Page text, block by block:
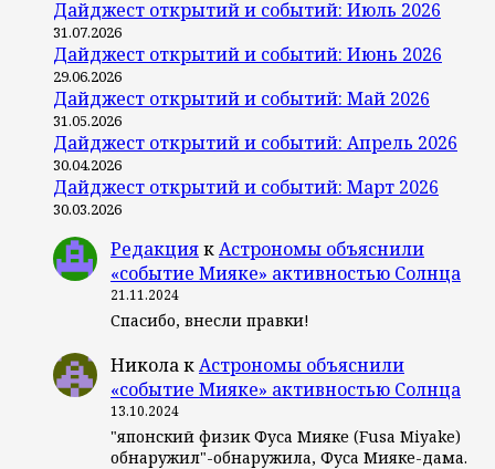
записей
Дайджест открытий и событий: Июль 2026
31.07.2026
Дайджест открытий и событий: Июнь 2026
29.06.2026
Дайджест открытий и событий: Май 2026
31.05.2026
Дайджест открытий и событий: Апрель 2026
30.04.2026
Дайджест открытий и событий: Март 2026
30.03.2026
РедакциякАстрономы объяснили
«событие Мияке» активностью Солнца
21.11.2024
Спасибо, внесли правки!
НиколакАстрономы объяснили
«событие Мияке» активностью Солнца
13.10.2024
"японский физик Фуса Мияке (Fusa Miyake)
обнаружил"-обнаружила, Фуса Мияке-дама.